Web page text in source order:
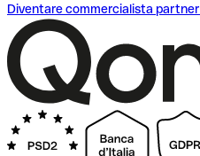
Diventare commercialista partner